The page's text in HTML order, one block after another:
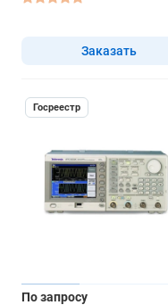
Заказать
Госреестр
По запросу